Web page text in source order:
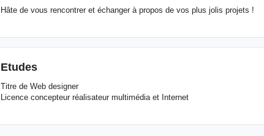
Hâte de vous rencontrer et échanger à propos de vos plus jolis projets !
Etudes
Titre de Web designer
Licence concepteur réalisateur multimédia et Internet